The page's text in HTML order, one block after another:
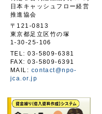
日本キャッシュフロー経営
推進協会
〒121-0813
東京都足立区竹の塚
1-30-25-106
TEL: 03-5809-6381
FAX: 03-5809-6391
MAIL: contact@npo-
jca.or.jp